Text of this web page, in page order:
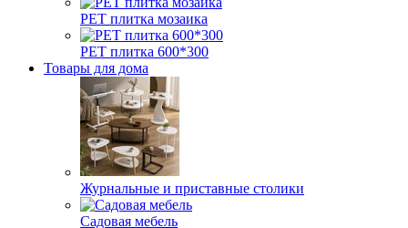
РЕТ плитка мозаика
РЕТ плитка 600*300
Товары для дома
Журнальные и приставные столики
Садовая мебель